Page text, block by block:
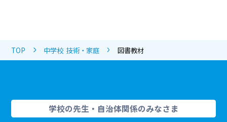
TOP 中学校 技術・家庭 図書教材
学校の先生・自治体関係のみなさま